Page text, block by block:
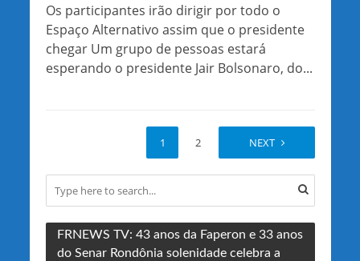
Os participantes irão dirigir por todo o
Espaço Alternativo assim que o presidente
chegar Um grupo de pessoas estará
esperando o presidente Jair Bolsonaro, do...
1 2 NEXT
FRNEWS TV: 43 anos da Faperon e 33 anos
do Senar Rondônia solenidade celebra a